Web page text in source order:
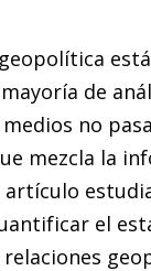
de
no
mezcla la
artículo
el